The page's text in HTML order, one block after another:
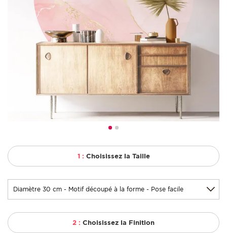
1 : Choisissez la Taille
2 : Choisissez la Finition